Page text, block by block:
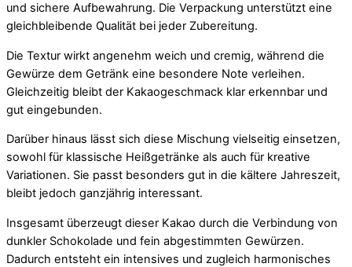
und sichere Aufbewahrung. Die Verpackung unterstützt eine
gleichbleibende Qualität bei jeder Zubereitung.
Die Textur wirkt angenehm weich und cremig, während die
Gewürze dem Getränk eine besondere Note verleihen.
Gleichzeitig bleibt der Kakaogeschmack klar erkennbar und
gut eingebunden.
Darüber hinaus lässt sich diese Mischung vielseitig einsetzen,
sowohl für klassische Heißgetränke als auch für kreative
Variationen. Sie passt besonders gut in die kältere Jahreszeit,
bleibt jedoch ganzjährig interessant.
Insgesamt überzeugt dieser Kakao durch die Verbindung von
dunkler Schokolade und fein abgestimmten Gewürzen.
Dadurch entsteht ein intensives und zugleich harmonisches